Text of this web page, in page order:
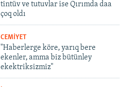
tintüv ve tutuvlar ise Qırımda daa
çoq oldı
CEMİYET
"Haberlerge köre, yarıq bere
ekenler, amma biz bütünley
ekektriksizmiz"